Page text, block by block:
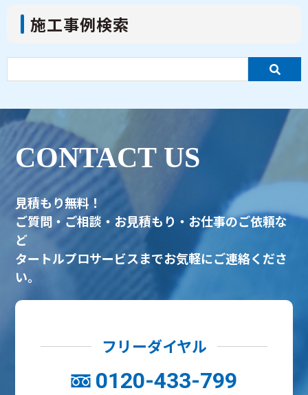
施工事例検索
CONTACT US
見積もり無料！
ご質問・ご相談・お見積もり・お仕事のご依頼な
ど
タートルプロサービスまでお気軽にご連絡くださ
い。
フリーダイヤル
0120-433-799